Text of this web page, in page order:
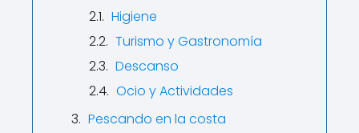
Higiene
Turismo y Gastronomía
Descanso
Ocio y Actividades
Pescando en la costa